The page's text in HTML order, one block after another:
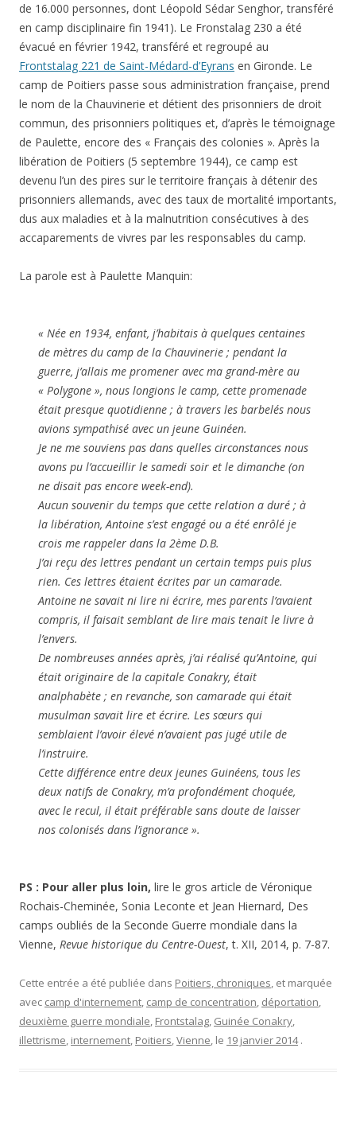
de 16.000 personnes, dont Léopold Sédar Senghor, transféré
en camp disciplinaire fin 1941). Le Fronstalag 230 a été
évacué en février 1942, transféré et regroupé au
Frontstalag 221 de Saint-Médard-d’Eyrans en Gironde. Le
camp de Poitiers passe sous administration française, prend
le nom de la Chauvinerie et détient des prisonniers de droit
commun, des prisonniers politiques et, d’après le témoignage
de Paulette, encore des « Français des colonies ». Après la
libération de Poitiers (5 septembre 1944), ce camp est
devenu l’un des pires sur le territoire français à détenir des
prisonniers allemands, avec des taux de mortalité importants,
dus aux maladies et à la malnutrition consécutives à des
accaparements de vivres par les responsables du camp.
La parole est à Paulette Manquin:
« Née en 1934, enfant, j’habitais à quelques centaines
de mètres du camp de la Chauvinerie ; pendant la
guerre, j’allais me promener avec ma grand-mère au
« Polygone », nous longions le camp, cette promenade
était presque quotidienne ; à travers les barbelés nous
avions sympathisé avec un jeune Guinéen.
Je ne me souviens pas dans quelles circonstances nous
avons pu l’accueillir le samedi soir et le dimanche (on
ne disait pas encore week-end).
Aucun souvenir du temps que cette relation a duré ; à
la libération, Antoine s’est engagé ou a été enrôlé je
crois me rappeler dans la 2ème D.B.
J’ai reçu des lettres pendant un certain temps puis plus
rien. Ces lettres étaient écrites par un camarade.
Antoine ne savait ni lire ni écrire, mes parents l’avaient
compris, il faisait semblant de lire mais tenait le livre à
l’envers.
De nombreuses années après, j’ai réalisé qu’Antoine, qui
était originaire de la capitale Conakry, était
analphabète ; en revanche, son camarade qui était
musulman savait lire et écrire. Les sœurs qui
semblaient l’avoir élevé n’avaient pas jugé utile de
l’instruire.
Cette différence entre deux jeunes Guinéens, tous les
deux natifs de Conakry, m’a profondément choquée,
avec le recul, il était préférable sans doute de laisser
nos colonisés dans l’ignorance ».
PS : Pour aller plus loin, lire le gros article de Véronique
Rochais-Cheminée, Sonia Leconte et Jean Hiernard, Des
camps oubliés de la Seconde Guerre mondiale dans la
Vienne, Revue historique du Centre-Ouest, t. XII, 2014, p. 7-87.
Cette entrée a été publiée dans Poitiers, chroniques, et marquée
avec camp d'internement, camp de concentration, déportation,
deuxième guerre mondiale, Frontstalag, Guinée Conakry,
illettrisme, internement, Poitiers,Vienne, le 19 janvier 2014 .